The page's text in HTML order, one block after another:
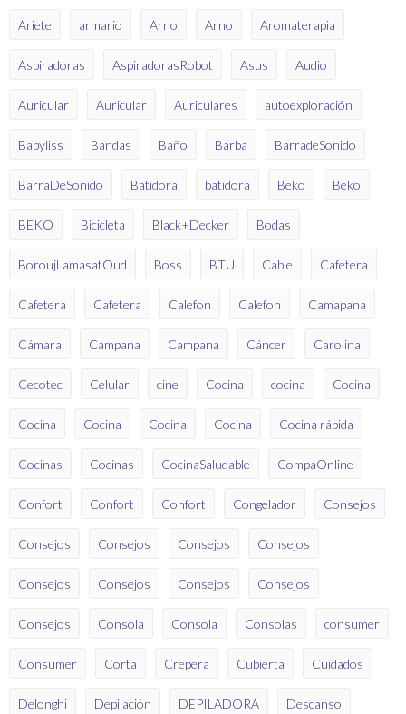
Ariete armario Arno Arno Aromaterapia
Aspiradoras AspiradorasRobot Asus Audio
Auricular Auricular Auriculares autoexploración
Babyliss Bandas Baño Barba BarradeSonido
BarraDeSonido Batidora batidora Beko Beko
BEKO Bicicleta Black+Decker Bodas
BoroujLamasatOud Boss BTU Cable Cafetera
Cafetera Cafetera Calefon Calefon Camapana
Cámara Campana Campana Cáncer Carolina
Cecotec Celular cine Cocina cocina Cocina
Cocina Cocina Cocina Cocina Cocina rápida
Cocinas Cocinas CocinaSaludable CompaOnline
Confort Confort Confort Congelador Consejos
Consejos Consejos Consejos Consejos
Consejos Consejos Consejos Consejos
Consejos Consola Consola Consolas consumer
Consumer Corta Crepera Cubierta Cuidados
Delonghi Depilación DEPILADORA Descanso